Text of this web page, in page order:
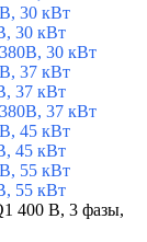
30 кВт
30 кВт
30 кВт
37 кВт
37 кВт
37 кВт
45 кВт
45 кВт
55 кВт
55 кВт
400 В, 3 фазы,